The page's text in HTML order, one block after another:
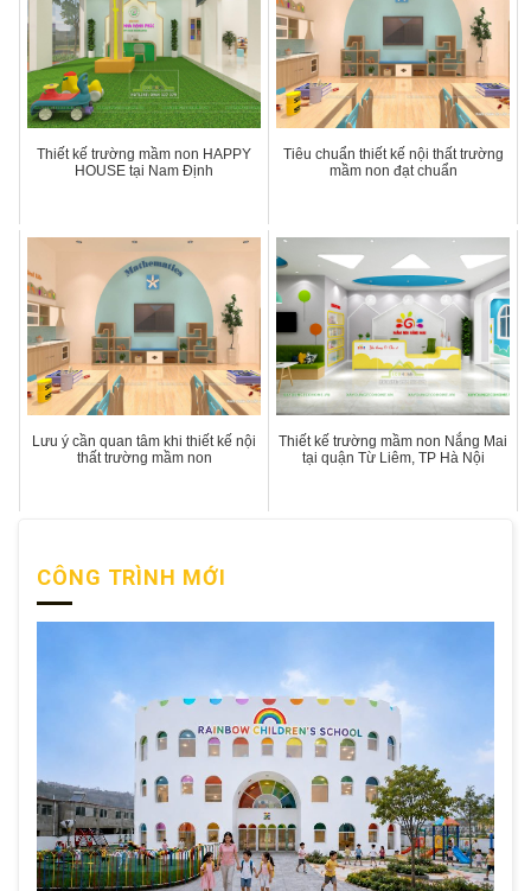
Thiết kế trường mầm non HAPPY
HOUSE tại Nam Định
Tiêu chuẩn thiết kế nội thất trường
mầm non đạt chuẩn
Lưu ý cần quan tâm khi thiết kế nội
thất trường mầm non
Thiết kế trường mầm non Nắng Mai
tại quận Từ Liêm, TP Hà Nội
CÔNG TRÌNH MỚI